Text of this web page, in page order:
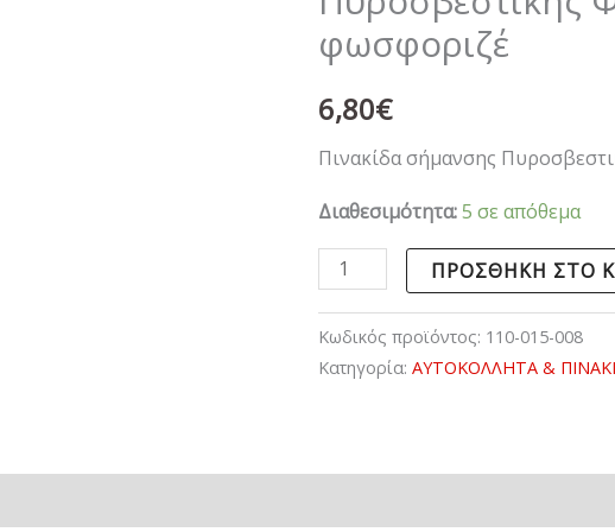
φωσφοριζέ
6,80€
Πινακίδα σήμανσης
Διαθεσιμότητα:5 σε απόθεμα
φωσφοριζέ
ποσότητα
ΠΡΟΣΘΉΚΗ ΣΤΟ
Κωδικός προϊόντος: 110-015-008
Κατηγορία: ΑΥΤΟΚΟΛΛΗΤΑ &